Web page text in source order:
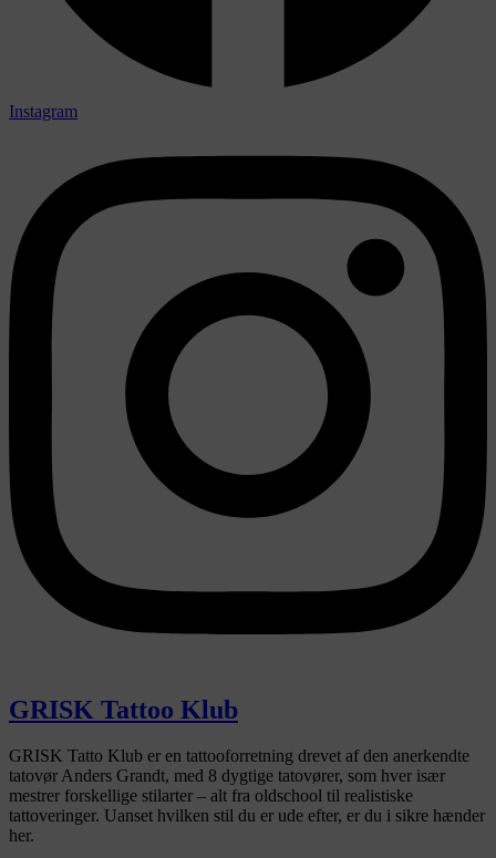
Instagram
GRISK Tattoo Klub
GRISK Tatto Klub er en tattooforretning drevet af den anerkendte
tatovør Anders Grandt, med 8 dygtige tatovører, som hver især
mestrer forskellige stilarter – alt fra oldschool til realistiske
tattoveringer. Uanset hvilken stil du er ude efter, er du i sikre hænder
her.